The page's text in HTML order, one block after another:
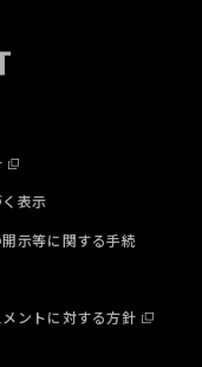
表示
示等に関する手続
ントに対する方針